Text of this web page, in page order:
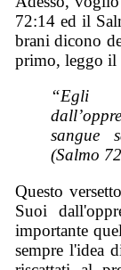
72:14 ed il
brani dicono
primo, leggo il
“Egli
sangue
(Salmo
Questo
Suoi
importante
sempre l'idea